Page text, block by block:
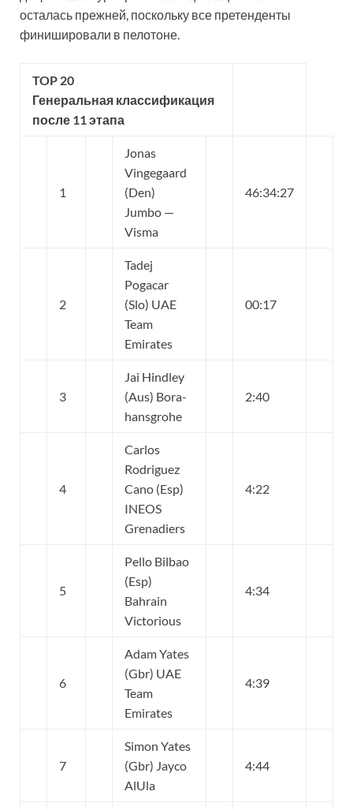
осталась прежней, поскольку все претенденты
финишировали в пелотоне.
TOP 20
Генеральная классификация
после 11 этапа
1
Jonas
Vingegaard
(Den)
Jumbo —
Visma
46:34:27
2
Tadej
Pogacar
(Slo) UAE
Team
Emirates
00:17
3
Jai Hindley
(Aus) Bora-
hansgrohe
2:40
4
Carlos
Rodriguez
Cano (Esp)
INEOS
Grenadiers
4:22
5
Pello Bilbao
(Esp)
Bahrain
Victorious
4:34
6
Adam Yates
(Gbr) UAE
Team
Emirates
4:39
7
Simon Yates
(Gbr) Jayco
AlUla
4:44